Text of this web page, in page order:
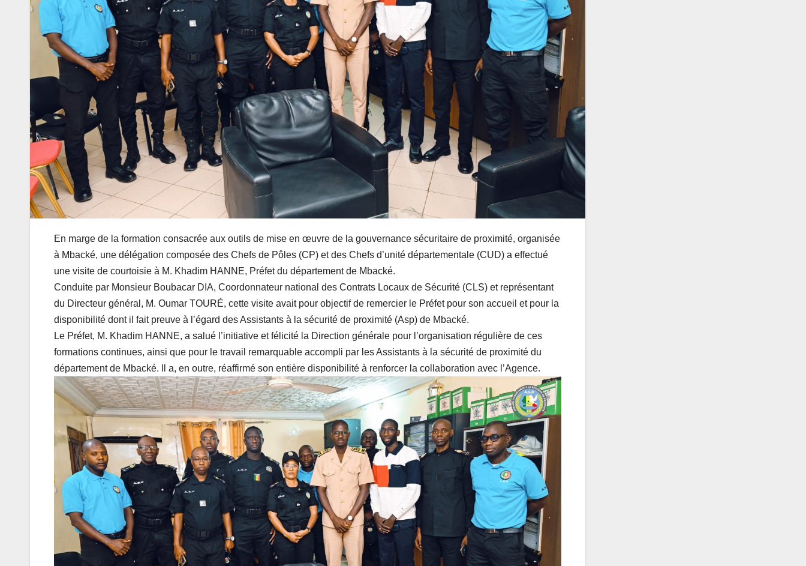
En marge de la formation consacrée aux outils de mise en œuvre de la gouvernance sécuritaire de proximité, organisée
à Mbacké, une délégation composée des Chefs de Pôles (CP) et des Chefs d’unité départementale (CUD) a effectué
une visite de courtoisie à M. Khadim HANNE, Préfet du département de Mbacké.
Conduite par Monsieur Boubacar DIA, Coordonnateur national des Contrats Locaux de Sécurité (CLS) et représentant
du Directeur général, M. Oumar TOURÉ, cette visite avait pour objectif de remercier le Préfet pour son accueil et pour la
disponibilité dont il fait preuve à l’égard des Assistants à la sécurité de proximité (Asp) de Mbacké.
Le Préfet, M. Khadim HANNE, a salué l’initiative et félicité la Direction générale pour l’organisation régulière de ces
formations continues, ainsi que pour le travail remarquable accompli par les Assistants à la sécurité de proximité du
département de Mbacké. Il a, en outre, réaffirmé son entière disponibilité à renforcer la collaboration avec l’Agence.